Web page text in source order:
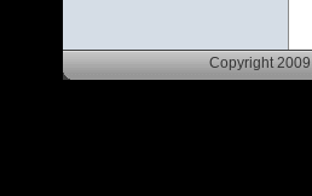
Copyright 2009